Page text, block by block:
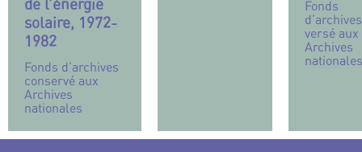
de l’énergie
solaire, 1972-
1982
Fonds d’archives
conservé aux
Archives
nationales
Fonds
d’archives
versé aux
Archives
nationales